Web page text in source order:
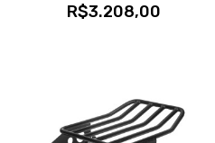
R$3.208,00